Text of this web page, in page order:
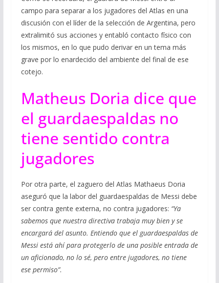
campo para separar a los jugadores del Atlas en una
discusión con el líder de la selección de Argentina, pero
extralimitó sus acciones y entabló contacto físico con
los mismos, en lo que pudo derivar en un tema más
grave por lo enardecido del ambiente del final de ese
cotejo.
Matheus Doria dice que
el guardaespaldas no
tiene sentido contra
jugadores
Por otra parte, el zaguero del Atlas Mathaeus Doria
aseguró que la labor del guardaespaldas de Messi debe
ser contra gente externa, no contra jugadores: “Ya
sabemos que nuestra directiva trabaja muy bien y se
encargará del asunto. Entiendo que el guardaespaldas de
Messi está ahí para protegerlo de una posible entrada de
un aficionado, no lo sé, pero entre jugadores, no tiene
ese permiso”.